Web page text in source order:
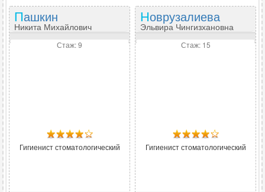
Пашкин
Никита Михайлович
Стаж: 9
Гигиенист стоматологический
Новрузалиева
Эльвира Чингизхановна
Стаж: 15
Гигиенист стоматологический